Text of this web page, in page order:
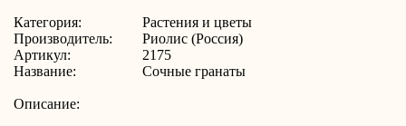
Категория:
Растения и цветы
Производитель:
Риолис (Россия)
Артикул:
2175
Название:
Сочные гранаты
Описание: